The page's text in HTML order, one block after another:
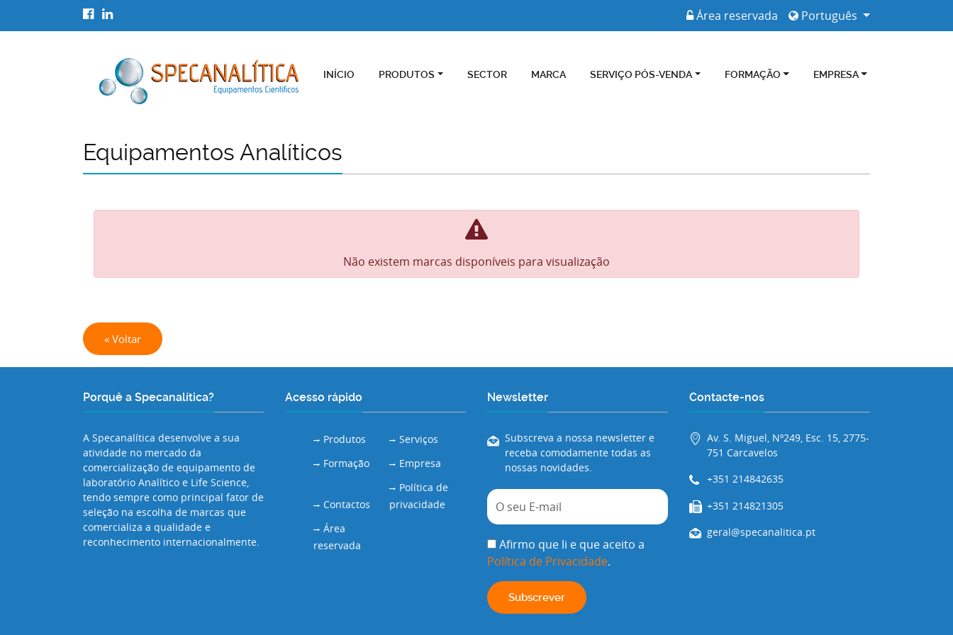
Português
Área reservada
INÍCIO PRODUTOS SECTOR MARCA SERVIÇO PÓS-VENDA FORMAÇÃO EMPRESA
Equipamentos Analíticos
Não existem marcas disponíveis para visualização
« Voltar
Porquê a Specanalítica?
A Specanalítica desenvolve a sua
atividade no mercado da
comercialização de equipamento de
laboratório Analítico e Life Science,
tendo sempre como principal fator de
seleção na escolha de marcas que
comercializa a qualidade e
reconhecimento internacionalmente.
Acesso rápido
Produtos
Serviços
Formação
Empresa
Contactos
Política de
privacidade
Área
reservada
Newsletter
Subscreva a nossa newsletter e
receba comodamente todas as
nossas novidades.
Afirmo que li e que aceito a
Política de Privacidade.
Contacte-nos
Av. S. Miguel, Nº249, Esc. 15, 2775-
751 Carcavelos
+351 214842635
+351 214821305
geral@specanalitica.pt